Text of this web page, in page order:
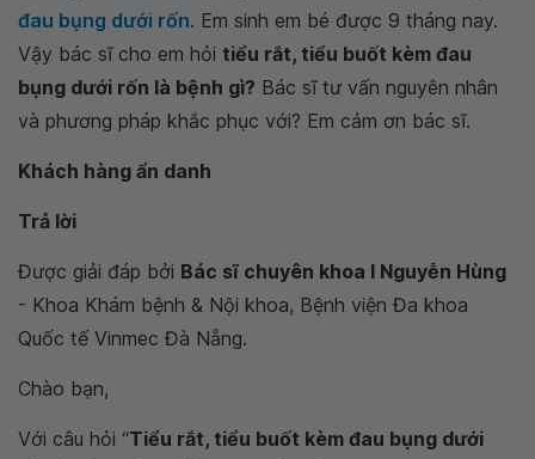
đau bụng dưới rốn. Em sinh em bé được 9 tháng nay.
Vậy bác sĩ cho em hỏi tiểu rắt, tiểu buốt kèm đau
bụng dưới rốn là bệnh gì? Bác sĩ tư vấn nguyên nhân
và phương pháp khắc phục với? Em cảm ơn bác sĩ.
Khách hàng ẩn danh
Trả lời
Được giải đáp bởi Bác sĩ chuyên khoa I Nguyễn Hùng
- Khoa Khám bệnh & Nội khoa, Bệnh viện Đa khoa
Quốc tế Vinmec Đà Nẵng.
Chào bạn,
Với câu hỏi “Tiểu rắt, tiểu buốt kèm đau bụng dưới